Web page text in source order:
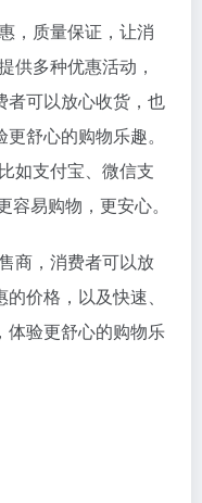
，质量保证，让消
供多种优惠活动，
者可以放心收货，也
舒心的购物乐趣。
如支付宝、微信支
易购物，更安心。
商，消费者可以放
价格，以及快速、
体验更舒心的购物乐